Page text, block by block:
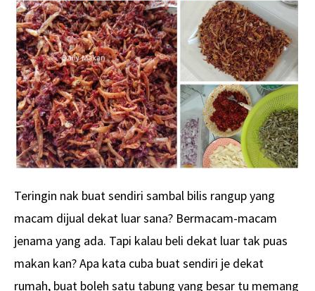
Teringin nak buat sendiri sambal bilis rangup yang
macam dijual dekat luar sana? Bermacam-macam
jenama yang ada. Tapi kalau beli dekat luar tak puas
makan kan? Apa kata cuba buat sendiri je dekat
rumah, buat boleh satu tabung yang besar tu memang